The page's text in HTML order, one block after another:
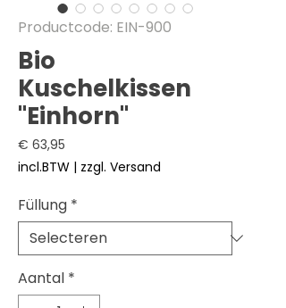
Productcode: EIN-900
Bio
Kuschelkissen
"Einhorn"
€ 63,95
incl.BTW | zzgl. Versand
Füllung *
Aantal *